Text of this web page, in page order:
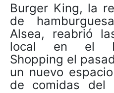
Burger King, la
de
Alsea, reabrió
local en el
Shopping el
un nuevo
de comidas del